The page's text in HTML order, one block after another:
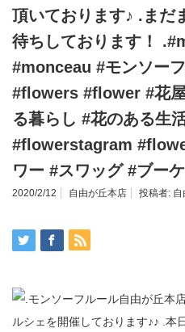
頂いております️♪ .まだ
待ちしております！
#monceau #モンソー
#flowers #flower #花
る暮らし #花のある生
#flowerstagram
ワー #スワッグ #ブーケ
2020/2/12 自由が丘本店 投稿者: